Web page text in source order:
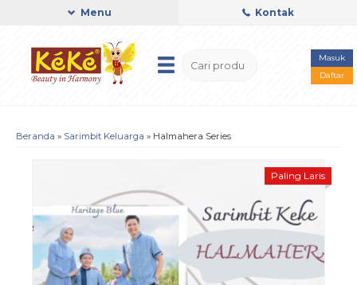
Menu Kontak
Masuk
Daftar
Beranda » Sarimbit Keluarga » Halmahera Series
Paling Laris